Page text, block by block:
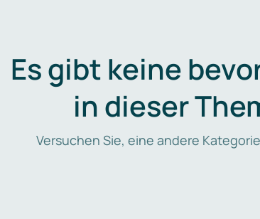
Es gibt keine
in dieser
Versuchen Sie, eine andere